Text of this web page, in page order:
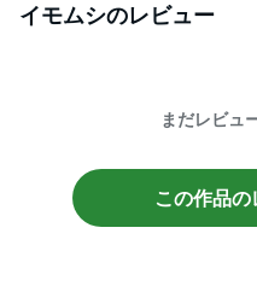
イモムシのレビュー
まだレビュ
この作品の